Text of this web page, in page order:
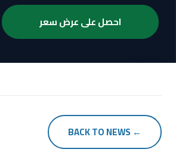
احصل على عرض سعر
استعادة الأسطح المتضررة
متانة الأجزاء المستخدمة في
← BACK TO NEWS